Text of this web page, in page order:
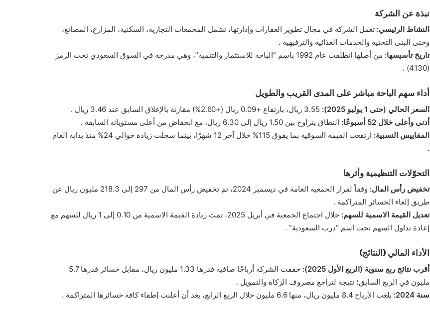
نبذة عن الشركة
النشاط الرئيسي: تعمل الشركة في مجال تطوير العقارات وإدارتها، تشمل المجمعات التجارية، السكنية، المزارع، المصانع،
وحتى البنى التحتية والخدمات الغذائية والترفيهية .
تاريخ تأسيسها:
من أصلها انطلقت عام 1992 باسم “الباحة للاستثمار والتنمية”، وهي مدرجة في السوق السعودي تحت الرمز
(4130) .
أداء سهم الباحة مباشر على المدى القريب والطويل
السعر الحالي (حتى 1 يوليو 2025):
أدنى وأعلى خلال 52 أسبوعًا:
النطاق يتراوح بين 1.50 ريال إلى 6.30 ريال، مع انخفاض من أعلى مستوياته السابقة .
المقاييس النسبية:
ارتفعت القيمة السوقية بما يفوق 115% خلال آخر 12 شهرًا، بينما سجلت زيادة حوالي 24% منذ بداية العام
.
التحوّلات التنظيمية وأثرها
تخفيض رأس المال:
وفقاً لقرار الجمعية العامة في ديسمبر 2024، تم تخفيض رأس المال من 297 إلى 218.3 مليون ريال عن
طريق إلغاء الخسائر المتراكمة .
تعديل القيمة الاسمية للسهم:
خلال اجتماع الجمعية في أبريل 2025، تمت زيادة القيمة الاسمية من 0.10 إلى 1 ريال للسهم مع
إعادة تداول السهم تحت اسم “درب السعودية” .
الأداء المالي (النتائج)
أقرب نتائج ربع سنوية (الربع الأول 2025):
حققت الشركة أرباحًا صافية قدرها 1.33 مليون ريال، مقابل خسائر قدرها 5.7
مليون في الربع السابق؛ نتيجة لتراجع مصروف الزكاة والتمويل .
سنة 2024:
بلغت الأرباح 8.4 مليون ريال، منها 6.6 مليون خلال الربع الرابع، بعد أن أعلنت إطفاء كافة خسائرها المتراكمة .